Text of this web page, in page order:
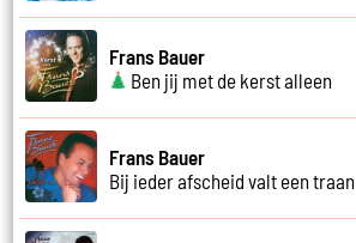
Frans Bauer
Ben jij met de kerst alleen
Frans Bauer
Bij ieder afscheid valt een traan